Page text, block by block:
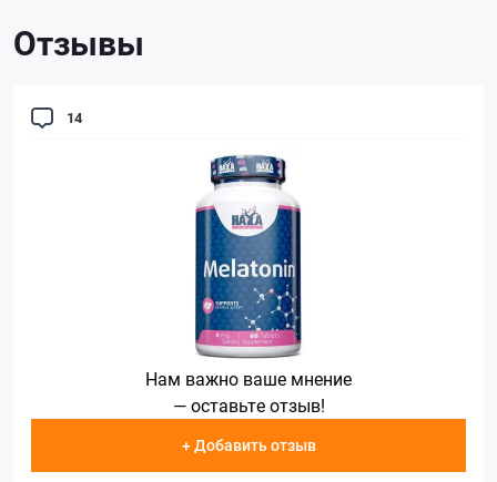
Отзывы
14
Нам важно ваше мнение
— оставьте отзыв!
+ Добавить отзыв